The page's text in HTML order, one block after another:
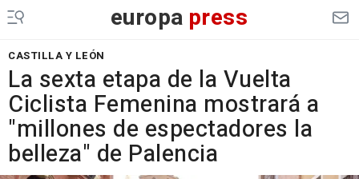
europa press
CASTILLA Y LEÓN
La sexta etapa de la Vuelta
Ciclista Femenina mostrará a
"millones de espectadores la
belleza" de Palencia